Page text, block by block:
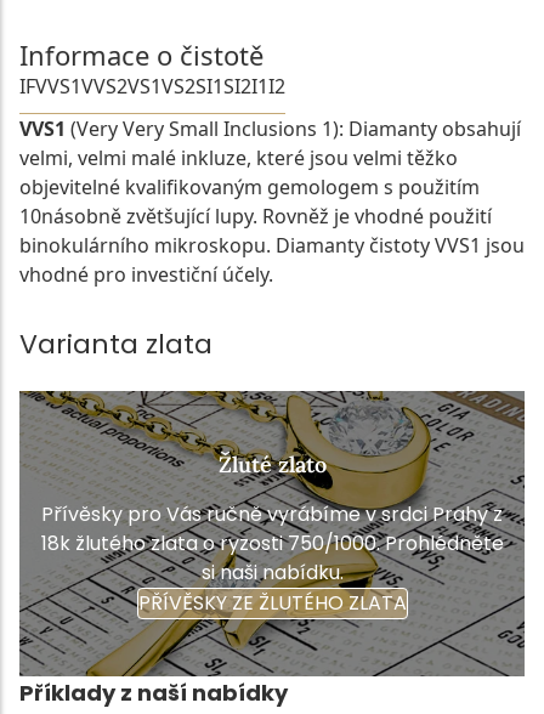
Informace o čistotě
IFVVS1VVS2VS1VS2SI1SI2I1I2
VVS1 (Very Very Small Inclusions 1): Diamanty obsahují
velmi, velmi malé inkluze, které jsou velmi těžko
objevitelné kvalifikovaným gemologem s použitím
10násobně zvětšující lupy. Rovněž je vhodné použití
binokulárního mikroskopu. Diamanty čistoty VVS1 jsou
vhodné pro investiční účely.
Varianta zlata
Žluté zlato
Přívěsky pro Vás ručně vyrábíme v srdci Prahy z
18k žlutého zlata o ryzosti 750/1000. Prohlédněte
si naši nabídku.
PŘÍVĚSKY ZE ŽLUTÉHO ZLATA
Příklady z naší nabídky